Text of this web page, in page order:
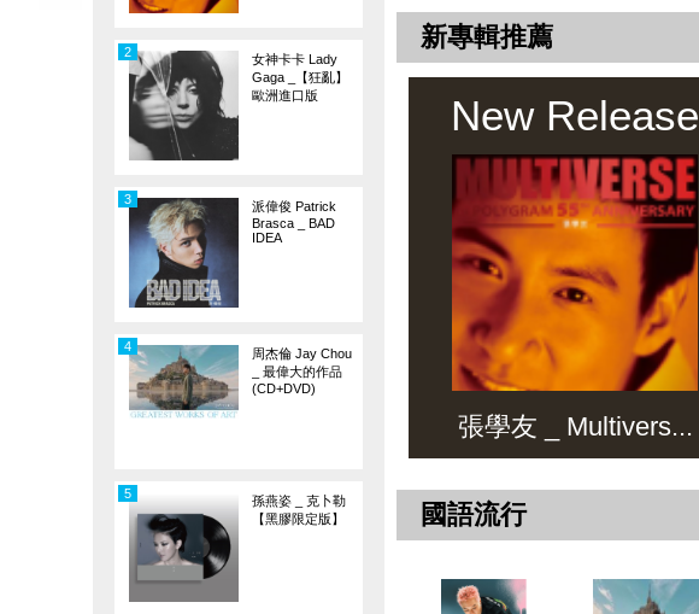
女神卡卡 Lady
Gaga _【狂亂】
歐洲進口版
2
派偉俊 Patrick
Brasca _ BAD
IDEA
3
周杰倫 Jay Chou
_ 最偉大的作品
(CD+DVD)
4
孫燕姿 _ 克卜勒
【黑膠限定版】
5
新專輯推薦
New Release
張學友 _ Multivers...
國語流行